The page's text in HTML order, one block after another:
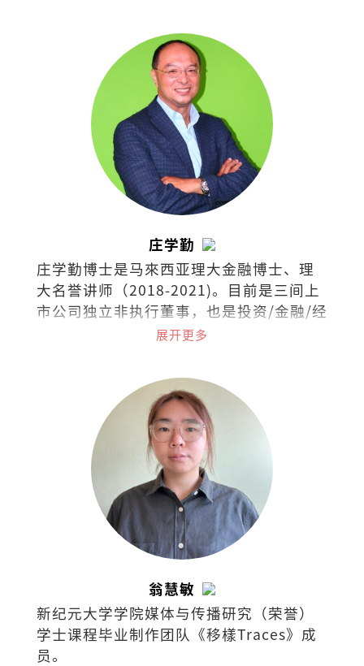
庄学勤
庄学勤博士是马來西亚理大金融博士、理
大名誉讲师（2018-2021)。目前是三间上
市公司独立非执行董事，也是投资/金融/经
济领域的培训讲师。展开更多
翁慧敏
新纪元大学学院媒体与传播研究（荣誉）
学士课程毕业制作团队《移樣Traces》成
员。